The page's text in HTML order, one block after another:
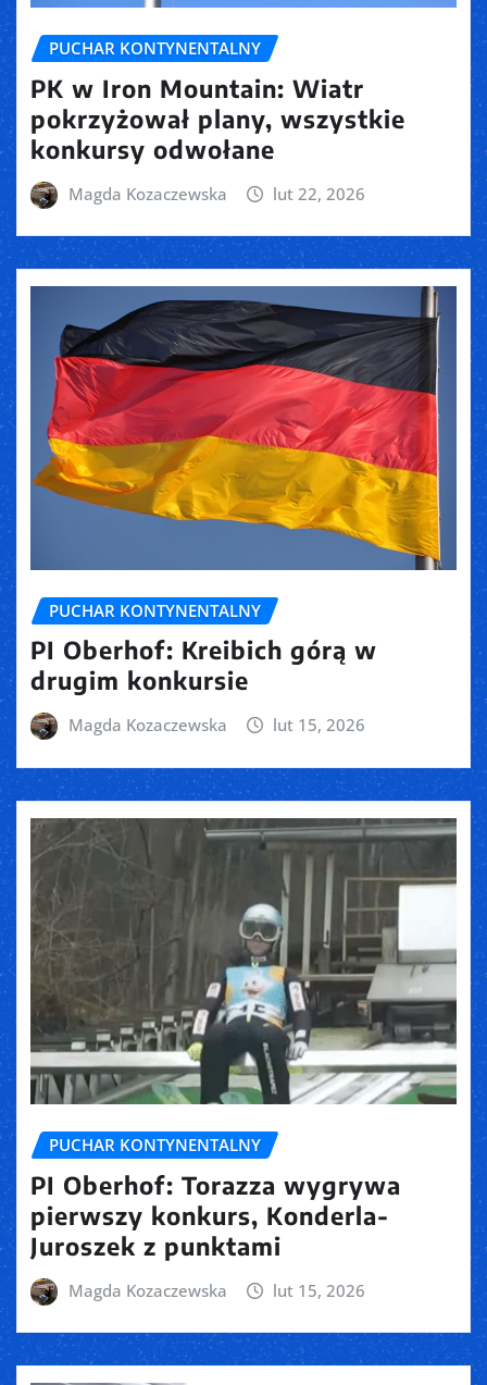
PUCHAR KONTYNENTALNY
PK w Iron Mountain: Wiatr
pokrzyżował plany, wszystkie
konkursy odwołane
Magda Kozaczewska lut 22, 2026
PUCHAR KONTYNENTALNY
PI Oberhof: Kreibich górą w
drugim konkursie
Magda Kozaczewska lut 15, 2026
PUCHAR KONTYNENTALNY
PI Oberhof: Torazza wygrywa
pierwszy konkurs, Konderla-
Juroszek z punktami
Magda Kozaczewska lut 15, 2026